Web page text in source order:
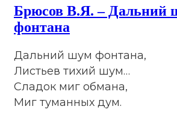
Брюсов В.Я. – Дальний
фонтана
Дальний шум фонтана,
Листьев тихий шум…
Сладок миг обмана,
Миг туманных дум.